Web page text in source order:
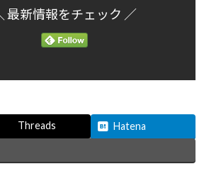
最新情報をチェック ／
Threads Hatena